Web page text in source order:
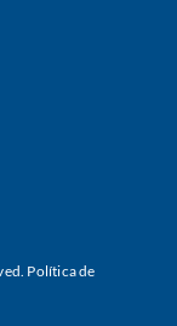
Política de